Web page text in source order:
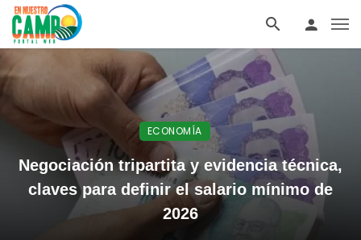
ECONOMÍA
Negociación tripartita y evidencia técnica,
claves para definir el salario mínimo de
2026